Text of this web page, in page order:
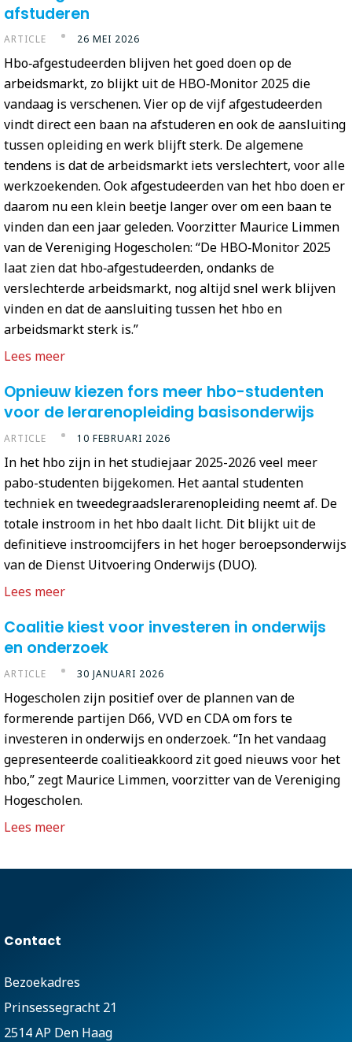
afstuderen
ARTICLE 26 MEI 2026
Hbo‑afgestudeerden blijven het goed doen op de
arbeidsmarkt, zo blijkt uit de HBO‑Monitor 2025 die
vandaag is verschenen. Vier op de vijf afgestudeerden
vindt direct een baan na afstuderen en ook de aansluiting
tussen opleiding en werk blijft sterk. De algemene
tendens is dat de arbeidsmarkt iets verslechtert, voor alle
werkzoekenden. Ook afgestudeerden van het hbo doen er
daarom nu een klein beetje langer over om een baan te
vinden dan een jaar geleden. Voorzitter Maurice Limmen
van de Vereniging Hogescholen: “De HBO‑Monitor 2025
laat zien dat hbo‑afgestudeerden, ondanks de
verslechterde arbeidsmarkt, nog altijd snel werk blijven
vinden en dat de aansluiting tussen het hbo en
arbeidsmarkt sterk is.”
Lees meer
Opnieuw kiezen fors meer hbo-studenten
voor de lerarenopleiding basisonderwijs
ARTICLE 10 FEBRUARI 2026
In het hbo zijn in het studiejaar 2025-2026 veel meer
pabo-studenten bijgekomen. Het aantal studenten
techniek en tweedegraadslerarenopleiding neemt af. De
totale instroom in het hbo daalt licht. Dit blijkt uit de
definitieve instroomcijfers in het hoger beroepsonderwijs
van de Dienst Uitvoering Onderwijs (DUO).
Lees meer
Coalitie kiest voor investeren in onderwijs
en onderzoek
ARTICLE 30 JANUARI 2026
Hogescholen zijn positief over de plannen van de
formerende partijen D66, VVD en CDA om fors te
investeren in onderwijs en onderzoek. “In het vandaag
gepresenteerde coalitieakkoord zit goed nieuws voor het
hbo,” zegt Maurice Limmen, voorzitter van de Vereniging
Hogescholen.
Lees meer
Contact
Bezoekadres
Prinsessegracht 21
2514 AP Den Haag